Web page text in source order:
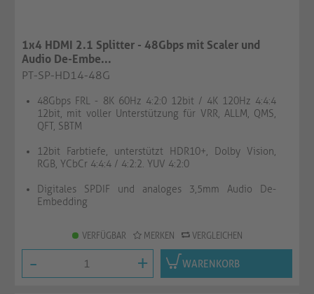
1x4 HDMI 2.1 Splitter - 48Gbps mit Scaler und
Audio De-Embe...
PT-SP-HD14-48G
48Gbps FRL - 8K 60Hz 4:2:0 12bit / 4K 120Hz 4:4:4
12bit, mit voller Unterstützung für VRR, ALLM, QMS,
QFT, SBTM
12bit Farbtiefe, unterstützt HDR10+, Dolby Vision,
RGB, YCbCr 4:4:4 / 4:2:2. YUV 4:2:0
Digitales SPDIF und analoges 3,5mm Audio De-
Embedding
VERFÜGBAR MERKEN VERGLEICHEN
- + WARENKORB